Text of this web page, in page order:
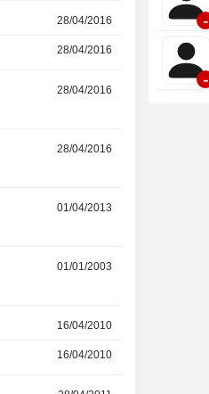
28/04/2016 -
28/04/2016
28/04/2016
28/04/2016
01/04/2013
01/01/2003
16/04/2010
16/04/2010
-
-